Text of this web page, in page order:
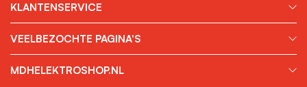
KLANTENSERVICE
VEELBEZOCHTE PAGINA'S
MDHELEKTROSHOP.NL